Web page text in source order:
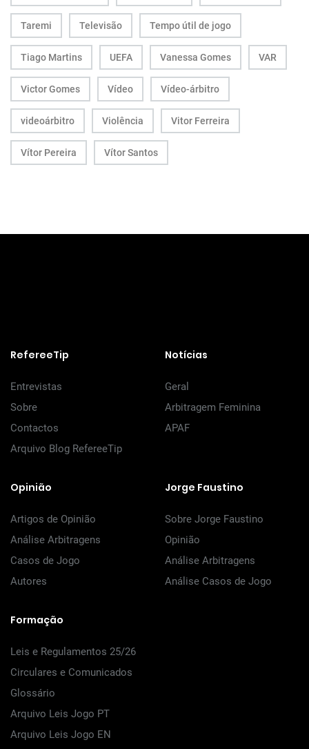
Taremi Televisão Tempo útil de jogo
Tiago Martins UEFA Vanessa Gomes VAR
Victor Gomes Vídeo Vídeo-árbitro
videoárbitro Violência Vitor Ferreira
Vítor Pereira Vítor Santos
RefereeTip
Entrevistas
Sobre
Contactos
Arquivo Blog RefereeTip
Notícias
Geral
Arbitragem Feminina
APAF
Opinião
Artigos de Opinião
Análise Arbitragens
Casos de Jogo
Autores
Jorge Faustino
Sobre Jorge Faustino
Opinião
Análise Arbitragens
Análise Casos de Jogo
Formação
Leis e Regulamentos 25/26
Circulares e Comunicados
Glossário
Arquivo Leis Jogo PT
Arquivo Leis Jogo EN